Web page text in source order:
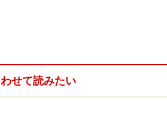
が元になっています。玄武は黒い
味があり、その色や形になぞらえ
スです。
せて読みたい